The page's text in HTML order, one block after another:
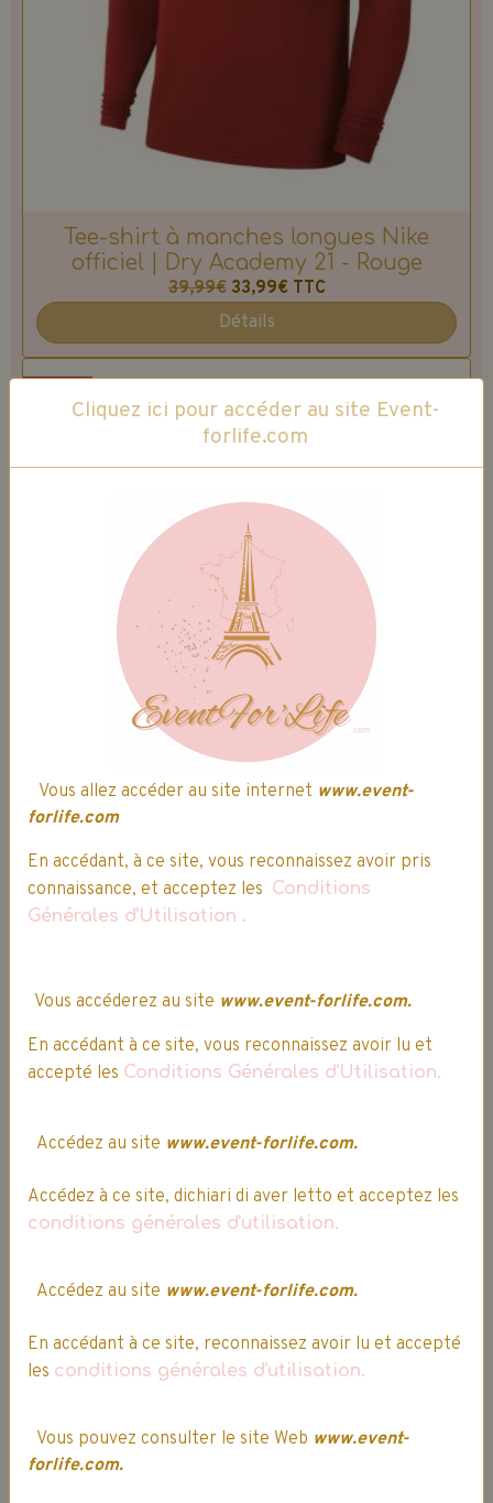
Tee-shirt à manches longues Nike
officiel | Dry Academy 21 - Rouge
39,99€ 33,99€ TTC
Détails
Tee-shirt à manches longues Nike
Détails
Promo
Cliquez ici pour accéder au site Event-
forlife.com
Vous allez accéder au site internet www.event-
forlife.com
En accédant, à ce site, vous reconnaissez avoir pris
connaissance, et acceptez les Conditions
Générales d'Utilisation .
Vous accéderez au site www.event-forlife.com.
En accédant à ce site, vous reconnaissez avoir lu et
accepté les Conditions Générales d'Utilisation.
Accédez au site www.event-forlife.com.
Accédez à ce site, dichiari di aver letto et acceptez les
conditions générales d'utilisation.
Accédez au site www.event-forlife.com.
En accédant à ce site, reconnaissez avoir lu et accepté
les conditions générales d'utilisation.
Vous pouvez consulter le site Web www.event-
forlife.com.